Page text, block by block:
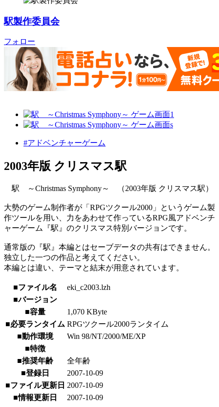
駅製作委員会
フォロー
#アドベンチャーゲーム
2003年版 クリスマス駅
駅 ～Christmas Symphony～ （2003年版 クリスマス駅）
大勢のゲーム制作者が「RPGツクール2000」というゲーム製
作ツールを用い、力をあわせて作っているRPG風アドベンチ
ャーゲーム『駅』のクリスマス特別バージョンです。
通常版の『駅』本編とはセーブデータの共有はできません。
独立した一つの作品と考えてください。
本編とは違い、テーマと結末が用意されています。
■ファイル名
eki_c2003.lzh
■バージョン
■容量
1,070 KByte
■必要ランタイム RPGツクール2000ランタイム
■動作環境
Win 98/NT/2000/ME/XP
■特徴
■推奨年齢
全年齢
■登録日
2007-10-09
■ファイル更新日 2007-10-09
■情報更新日
2007-10-09